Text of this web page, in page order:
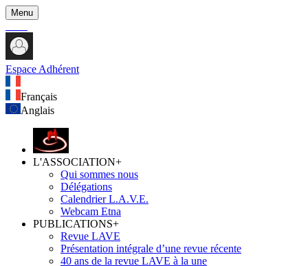
Menu
Espace Adhérent
Français
Anglais
L'ASSOCIATION+
Qui sommes nous
Délégations
Calendrier L.A.V.E.
Webcam Etna
PUBLICATIONS+
Revue LAVE
Présentation intégrale d’une revue récente
40 ans de la revue LAVE à la une